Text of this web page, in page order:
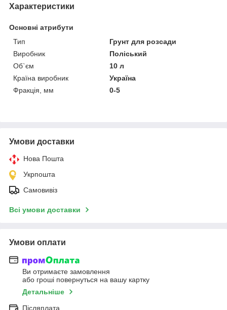
Характеристики
Основні атрибути
Тип
Грунт для розсади
Виробник
Поліський
Об`єм
10 л
Країна виробник
Україна
Фракція, мм
0-5
Умови доставки
Нова Пошта
Укрпошта
Самовивіз
Всі умови доставки
Умови оплати
Ви отримаєте замовлення
або гроші повернуться на вашу картку
Детальніше
Післяплата